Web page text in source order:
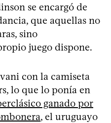
se encargó de
que aquellas no
sino
juego dispone.
con la camiseta
lo que lo ponía en
ganado por
, el uruguayo